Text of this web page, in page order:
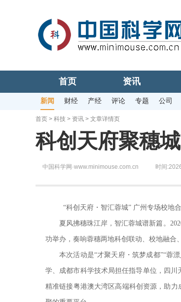
首页 资讯
新闻 财经 产经 评论 专题 公司
首页 > 科技 > 资讯 > 文章详情页
科创天府聚穗
中国科学网·www.minimouse.com.cn 时间
“科创天府・智汇蓉城” 广州专场校地
夏风拂穗珠江岸，智汇蓉城谱新篇。
功举办，奏响蓉穗两地科创联动、校地融合
本次活动是“才聚天府・筑梦成都”“蓉
学、成都市科学技术局担任指导单位，四川
精准链接粤港澳大湾区高端科创资源，助